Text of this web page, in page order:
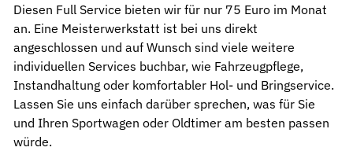
Diesen Full Service bieten wir für nur 75 Euro im Monat
an. Eine Meisterwerkstatt ist bei uns direkt
angeschlossen und auf Wunsch sind viele weitere
individuellen Services buchbar, wie Fahrzeugpflege,
Instandhaltung oder komfortabler Hol- und Bringservice.
Lassen Sie uns einfach darüber sprechen, was für Sie
und Ihren Sportwagen oder Oldtimer am besten passen
würde.